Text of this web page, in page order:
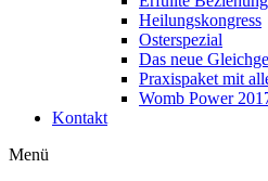
Heilungskongress
Osterspezial
Das neue
Praxispaket mit
Womb Power
Kontakt
Menü